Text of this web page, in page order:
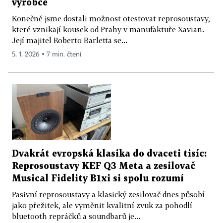
výrobce
Konečně jsme dostali možnost otestovat reprosoustavy,
které vznikají kousek od Prahy v manufaktuře Xavian.
Její majitel Roberto Barletta se...
5. 1. 2026 ▪ 7 min. čtení
Dvakrát evropská klasika do dvaceti tisíc:
Reprosoustavy KEF Q3 Meta a zesilovač
Musical Fidelity B1xi si spolu rozumí
Pasivní reprosoustavy a klasický zesilovač dnes působí
jako přežitek, ale vyměnit kvalitní zvuk za pohodlí
bluetooth repráčků a soundbarů je...